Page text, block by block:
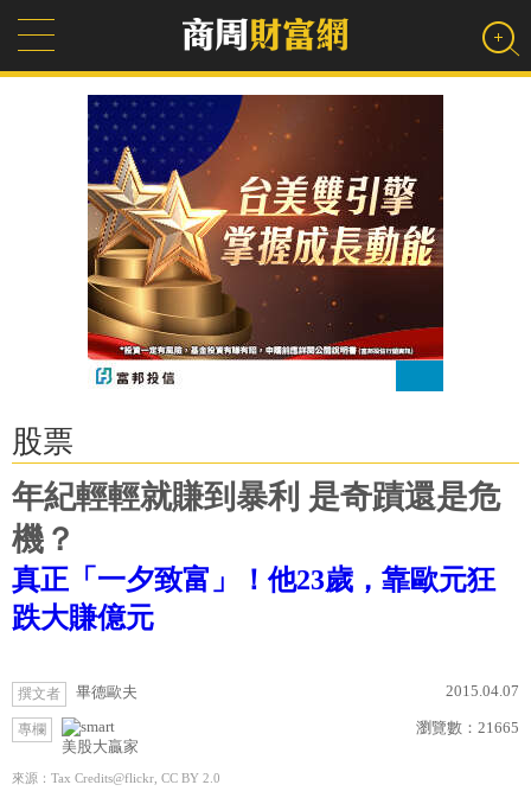
股票
年紀輕輕就賺到暴利 是奇蹟還是危
機？
真正「一夕致富」！他23歲，靠歐元狂
跌大賺億元
撰文者 畢德歐夫 2015.04.07
專欄
美股大贏家
瀏覽數： 21665
來源：Tax Credits@flickr, CC BY 2.0